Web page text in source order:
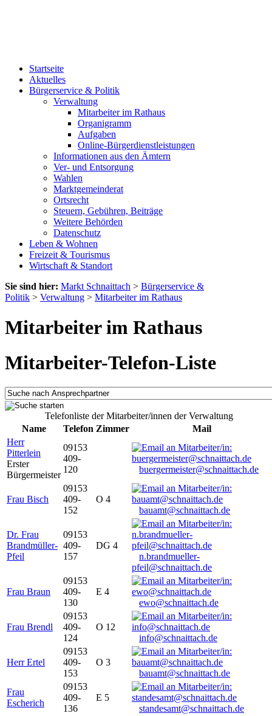
Startseite
Aktuelles
Bürgerservice & Politik
Verwaltung
Mitarbeiter im Rathaus
Organigramm
Aufgaben
Online-Bürgerdienstleistungen
Informationen aus den Ämtern
Ver- und Entsorgung
Wahlen
Marktgemeinderat
Ortsrecht
Steuern, Gebühren, Beiträge
Weitere Behörden
Datenschutz
Leben & Wohnen
Freizeit & Tourismus
Wirtschaft & Standort
Sie sind hier: Markt Schnaittach > Bürgerservice &
Politik > Verwaltung > Mitarbeiter im Rathaus
Mitarbeiter im Rathaus
Mitarbeiter-Telefon-Liste
Telefonliste der Mitarbeiter/innen der Verwaltung
Name
Telefon Zimmer
Mail
Herr
Pitterlein
Erster
Bürgermeister
09153
409-
120
buergermeister@schnaittach.de
Frau Bisch
09153
409-
152
O 4
bauamt@schnaittach.de
Dr. Frau
Brandmüller-
Pfeil
09153
409-
157
DG 4
n.brandmueller-
pfeil@schnaittach.de
Frau Braun
09153
409-
130
E 4
ewo@schnaittach.de
Frau Brendl
09153
409-
124
O 12
info@schnaittach.de
Herr Ertel
09153
409-
153
O 3
bauamt@schnaittach.de
Frau
Escherich
09153
409-
136
E 5
standesamt@schnaittach.de